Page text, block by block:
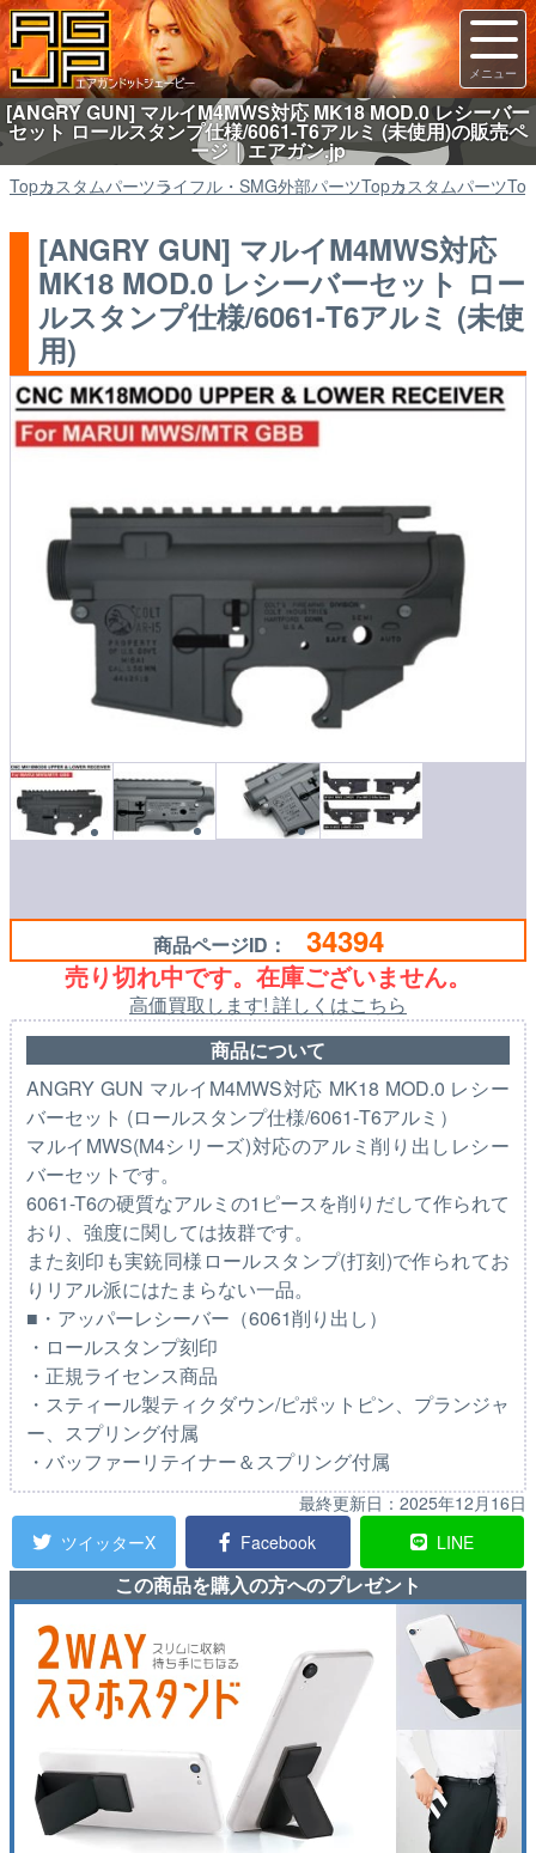
[ANGRY GUN] マルイM4MWS対応 MK18 MOD.0 レシーバー
セット ロールスタンプ仕様/6061-T6アルミ (未使用)の販売ペ
ージ｜エアガン.jp
Topカスタムパーツライフル・SMG外部パーツTopカスタムパーツTop
[ANGRY GUN] マルイM4MWS対応
MK18 MOD.0 レシーバーセット ロー
ルスタンプ仕様/6061-T6アルミ (未使
用)
商品ページID： 34394
売り切れ中です。在庫ございません。
高価買取します! 詳しくはこちら
商品について
ANGRY GUN マルイM4MWS対応 MK18 MOD.0 レシー
バーセット (ロールスタンプ仕様/6061-T6アルミ）
マルイMWS(M4シリーズ)対応のアルミ削り出しレシー
バーセットです。
6061-T6の硬質なアルミの1ピースを削りだして作られて
おり、強度に関しては抜群です。
また刻印も実銃同様ロールスタンプ(打刻)で作られてお
りリアル派にはたまらない一品。
■・アッパーレシーバー（6061削り出し）
・ロールスタンプ刻印
・正規ライセンス商品
・スティール製ティクダウン/ピポットピン、プランジャ
ー、スプリング付属
・バッファーリテイナー＆スプリング付属
最終更新日： 2025年12月16日
ツイッターX
Facebook LINE
この商品を購入の方へのプレゼント